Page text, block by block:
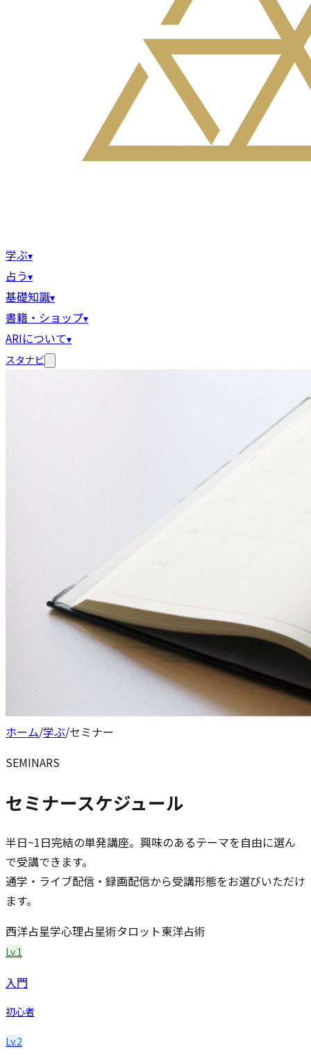
学ぶ▾
占う▾
基礎知識▾
書籍・ショップ▾
ARIについて▾
スタナビ
ホーム/学ぶ/セミナー
SEMINARS
セミナースケジュール
半日~1日完結の単発講座。興味のあるテーマを自由に選ん
で受講できます。
通学・ライブ配信・録画配信から受講形態をお選びいただけ
ます。
西洋占星学心理占星術タロット東洋占術
Lv.1
入門
初心者
Lv.2